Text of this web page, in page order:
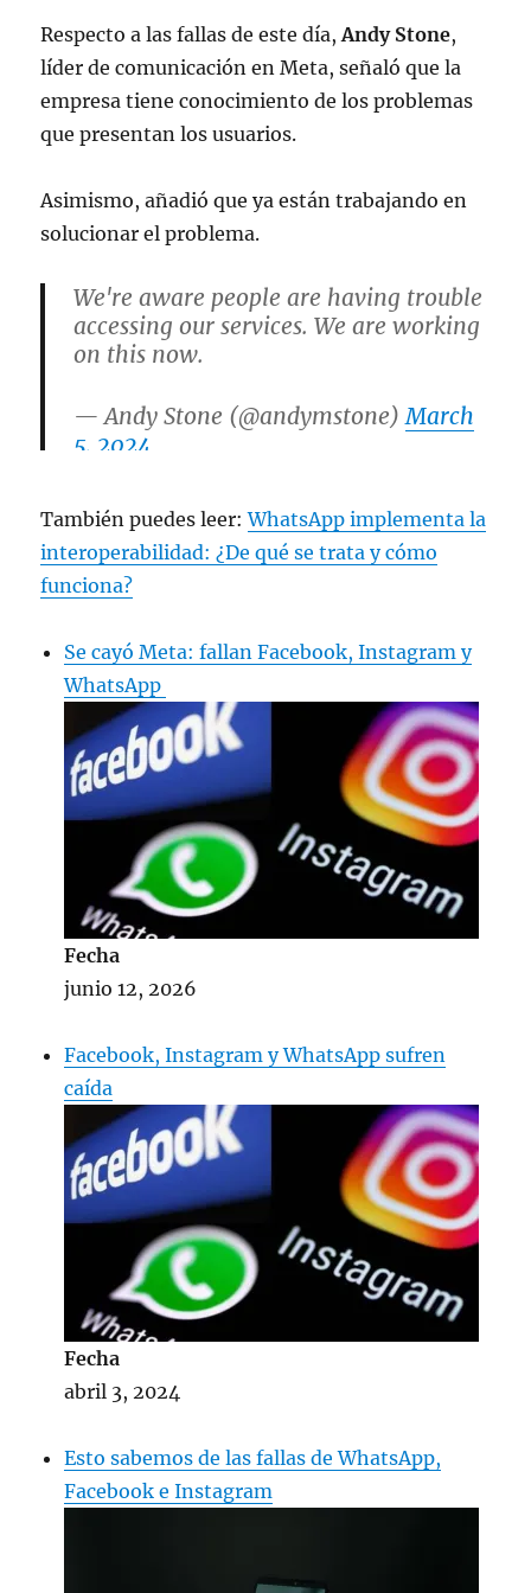
Respecto a las fallas de este día,Andy Stone,
líder de comunicación en Meta, señaló que la
empresa tiene conocimiento de los problemas
que presentan los usuarios.
Asimismo, añadió que ya están trabajando en
solucionar el problema.
We're aware people are having trouble
accessing our services. We are working
on this now.
— Andy Stone (@andymstone)March
5, 2024
También puedes leer:WhatsApp implementa la
interoperabilidad: ¿De qué se trata y cómo
funciona?
Se cayó Meta: fallan Facebook, Instagram y
WhatsApp
Fecha
junio 12, 2026
Facebook, Instagram y WhatsApp sufren
caída
Fecha
abril 3, 2024
Esto sabemos de las fallas de WhatsApp,
Facebook e Instagram